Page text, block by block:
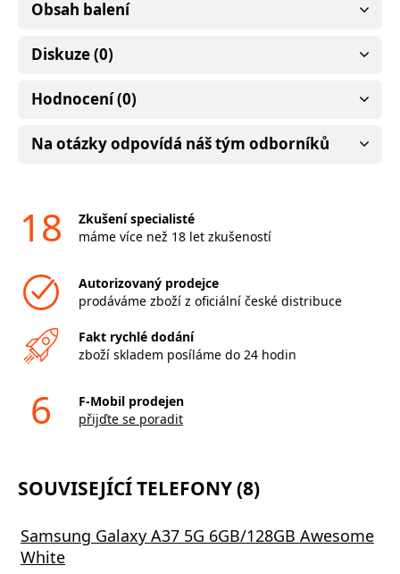
Obsah balení
Diskuze (0)
Hodnocení (0)
Na otázky odpovídá náš tým odborníků
18
Zkušení specialisté
máme více než 18 let zkušeností
Autorizovaný prodejce
prodáváme zboží z oficiální české distribuce
Fakt rychlé dodání
zboží skladem posíláme do 24 hodin
6
F-Mobil prodejen
přijďte se poradit
SOUVISEJÍCÍ TELEFONY (8)
Samsung Galaxy A37 5G 6GB/128GB Awesome
White